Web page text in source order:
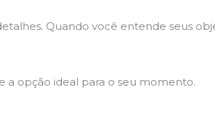
Quando você entende seus
a opção ideal para o seu momento.